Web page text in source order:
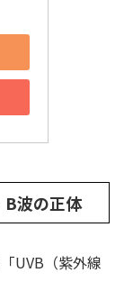
B波の正体
UVB（紫外線